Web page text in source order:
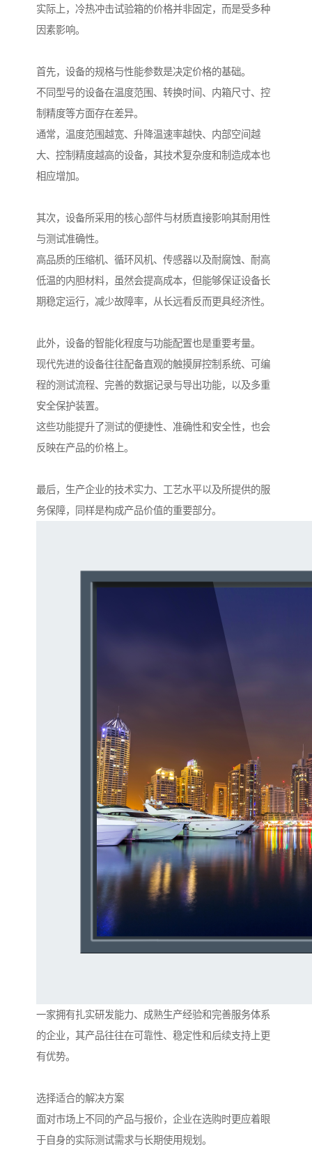
实际上，冷热冲击试验箱的价格并非固定，而是受多种
因素影响。
首先，设备的规格与性能参数是决定价格的基础。
不同型号的设备在温度范围、转换时间、内箱尺寸、控
制精度等方面存在差异。
通常，温度范围越宽、升降温速率越快、内部空间越
大、控制精度越高的设备，其技术复杂度和制造成本也
相应增加。
其次，设备所采用的核心部件与材质直接影响其耐用性
与测试准确性。
高品质的压缩机、循环风机、传感器以及耐腐蚀、耐高
低温的内胆材料，虽然会提高成本，但能够保证设备长
期稳定运行，减少故障率，从长远看反而更具经济性。
此外，设备的智能化程度与功能配置也是重要考量。
现代先进的设备往往配备直观的触摸屏控制系统、可编
程的测试流程、完善的数据记录与导出功能，以及多重
安全保护装置。
这些功能提升了测试的便捷性、准确性和安全性，也会
反映在产品的价格上。
最后，生产企业的技术实力、工艺水平以及所提供的服
务保障，同样是构成产品价值的重要部分。
一家拥有扎实研发能力、成熟生产经验和完善服务体系
的企业，其产品往往在可靠性、稳定性和后续支持上更
有优势。
选择适合的解决方案
面对市场上不同的产品与报价，企业在选购时更应着眼
于自身的实际测试需求与长期使用规划。